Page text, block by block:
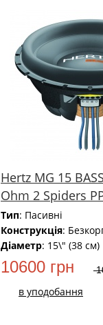
Hertz MG 15
Ohm 2 Spiders
Тип: Пасивні
Конструкція:
Діаметр: 15\" (38 см)
10600 грн
в уподобання